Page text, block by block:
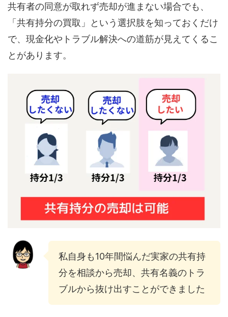
共有者の同意が取れず売却が進まない場合でも、
「共有持分の買取」という選択肢を知っておくだけ
で、現金化やトラブル解決への道筋が見えてくるこ
とがあります。
私自身も10年間悩んだ実家の共有持
分を相談から売却、共有名義のトラ
ブルから抜け出すことができました